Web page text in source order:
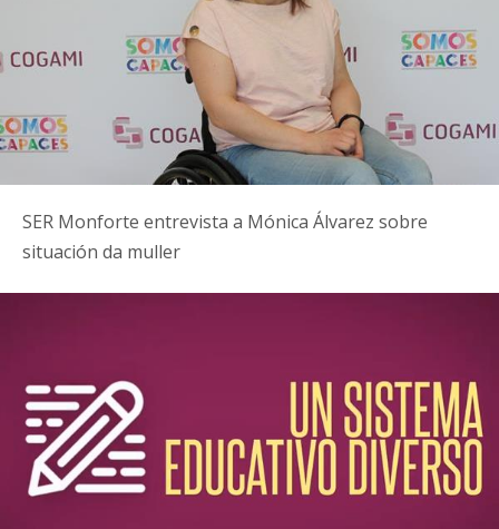
SER Monforte entrevista a Mónica Álvarez sobre
situación da muller